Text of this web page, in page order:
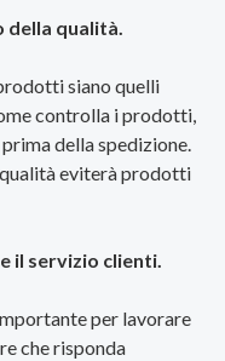
qualità.
siano quelli
controlla i prodotti,
della spedizione.
eviterà prodotti
il servizio clienti.
per lavorare
che risponda